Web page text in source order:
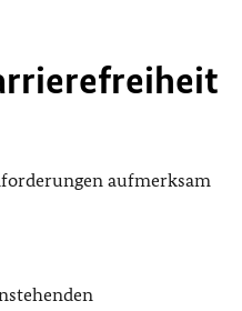
aufmerksam